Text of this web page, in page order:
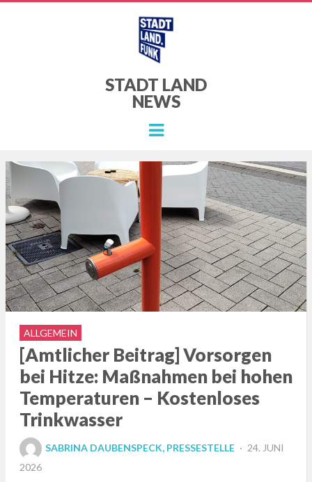
STADT LAND
NEWS
Menu
ALLGEMEIN
[Amtlicher Beitrag] Vorsorgen
bei Hitze: Maßnahmen bei hohen
Temperaturen – Kostenloses
Trinkwasser
SABRINA DAUBENSPECK, PRESSESTELLE
POSTED
24. JUNI
2026